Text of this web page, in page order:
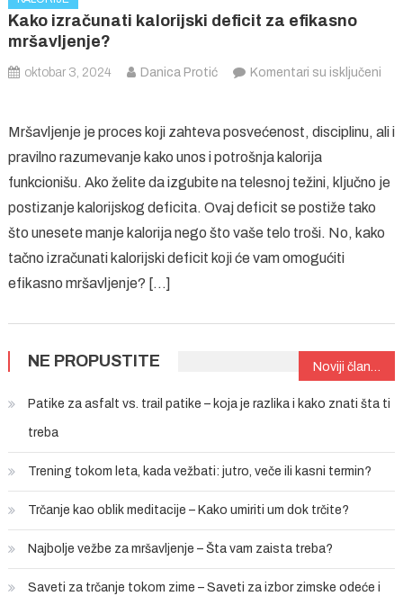
Kako izračunati kalorijski deficit za efikasno
mršavljenje?
oktobar 3, 2024 Danica Protić
Komentari su isključeni
izračunati
kalorijski
deficit
za
efikasno
mršavljenje?
Mršavljenje je proces koji zahteva posvećenost, disciplinu, ali i
pravilno razumevanje kako unos i potrošnja kalorija
funkcionišu. Ako želite da izgubite na telesnoj težini, ključno je
postizanje kalorijskog deficita. Ovaj deficit se postiže tako
što unesete manje kalorija nego što vaše telo troši. No, kako
tačno izračunati kalorijski deficit koji će vam omogućiti
efikasno mršavljenje? […]
Kretanje
članaka
Noviji članci
NE PROPUSTITE
Patike za asfalt vs. trail patike – koja je razlika i kako znati šta ti
treba
Trening tokom leta, kada vežbati: jutro, veče ili kasni termin?
Trčanje kao oblik meditacije – Kako umiriti um dok trčite?
Najbolje vežbe za mršavljenje – Šta vam zaista treba?
Saveti za trčanje tokom zime – Saveti za izbor zimske odeće i